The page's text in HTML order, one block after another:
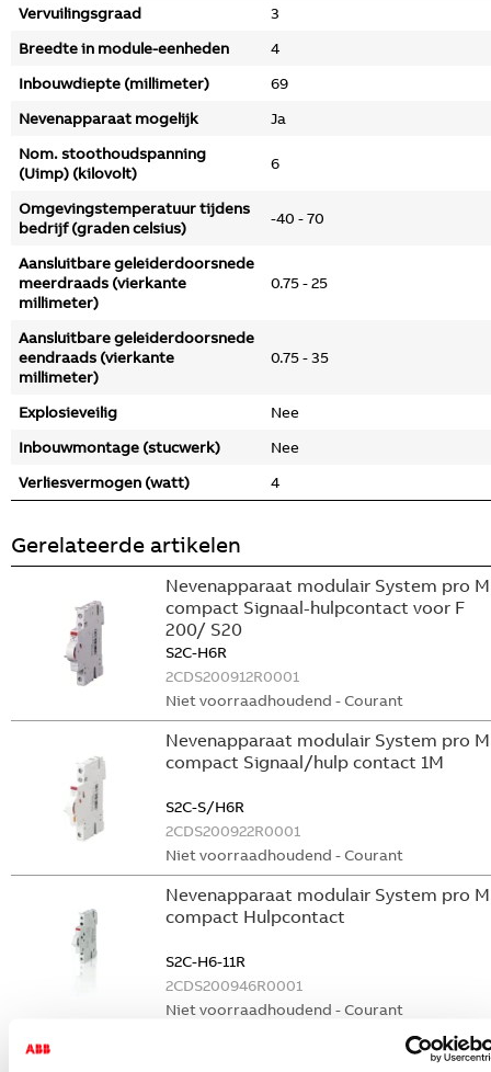
Vervuilingsgraad
3
Breedte in module-eenheden
4
Inbouwdiepte (millimeter)
69
Nevenapparaat mogelijk
Ja
Nom. stoothoudspanning
(Uimp) (kilovolt)
6
Omgevingstemperatuur tijdens
bedrijf (graden celsius)
-40 - 70
Aansluitbare geleiderdoorsnede
meerdraads (vierkante
millimeter)
0.75 - 25
Aansluitbare geleiderdoorsnede
eendraads (vierkante
millimeter)
0.75 - 35
Explosieveilig
Nee
Inbouwmontage (stucwerk)
Nee
Verliesvermogen (watt)
4
Gerelateerde artikelen
Nevenapparaat modulair System pro M
compact Signaal-hulpcontact voor F
200/ S20
S2C-H6R
2CDS200912R0001
Niet voorraadhoudend - Courant
Nevenapparaat modulair System pro M
compact Signaal/hulp contact 1M
S2C-S/H6R
2CDS200922R0001
Niet voorraadhoudend - Courant
Nevenapparaat modulair System pro M
compact Hulpcontact
S2C-H6-11R
2CDS200946R0001
Niet voorraadhoudend - Courant
Nevenapparaat modulair System pro M